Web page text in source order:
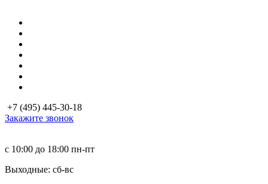
+7 (495) 445-30-18
Закажите звонок
с 10:00 до 18:00 пн-пт
Выходные: сб-вc